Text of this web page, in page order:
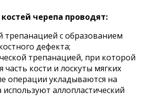
черепа проводят:
трепанацией с образованием
дефекта;
трепанацией, при которой
кости и лоскуты мягких
операции укладываются на
аллопластический